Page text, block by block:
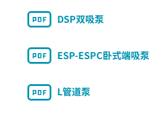
DSP双吸泵
ESP-ESPC卧式端吸泵
L管道泵